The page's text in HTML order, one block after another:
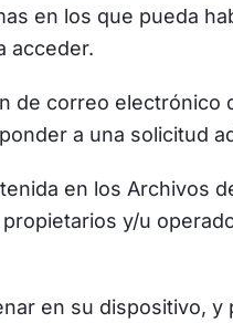
en los que pueda
acceder.
de correo electrónico
a una solicitud
en los Archivos
y/u
en su dispositivo,